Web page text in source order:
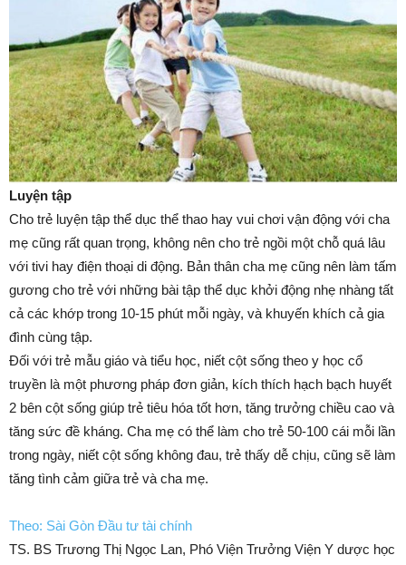
Luyện tập
Cho trẻ luyện tập thể dục thể thao hay vui chơi vận động với cha
mẹ cũng rất quan trọng, không nên cho trẻ ngồi một chỗ quá lâu
với tivi hay điện thoại di động. Bản thân cha mẹ cũng nên làm tấm
gương cho trẻ với những bài tập thể dục khởi động nhẹ nhàng tất
cả các khớp trong 10-15 phút mỗi ngày, và khuyến khích cả gia
đình cùng tập.
Đối với trẻ mẫu giáo và tiểu học, niết cột sống theo y học cổ
truyền là một phương pháp đơn giản, kích thích hạch bạch huyết
2 bên cột sống giúp trẻ tiêu hóa tốt hơn, tăng trưởng chiều cao và
tăng sức đề kháng. Cha mẹ có thể làm cho trẻ 50-100 cái mỗi lần
trong ngày, niết cột sống không đau, trẻ thấy dễ chịu, cũng sẽ làm
tăng tình cảm giữa trẻ và cha mẹ.
Theo: Sài Gòn Đầu tư tài chính
TS. BS Trương Thị Ngọc Lan, Phó Viện Trưởng Viện Y dược học